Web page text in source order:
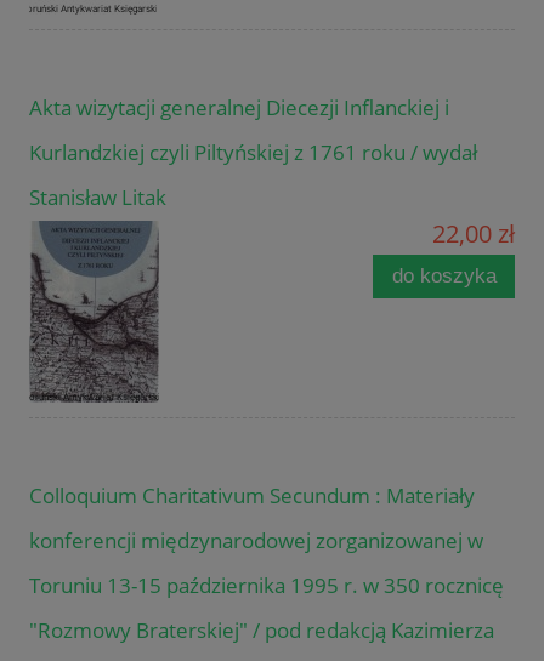
Akta wizytacji generalnej Diecezji Inflanckiej i
Kurlandzkiej czyli Piltyńskiej z 1761 roku / wydał
Stanisław Litak
22,00 zł
do koszyka
Colloquium Charitativum Secundum : Materiały
konferencji międzynarodowej zorganizowanej w
Toruniu 13-15 października 1995 r. w 350 rocznicę
"Rozmowy Braterskiej" / pod redakcją Kazimierza